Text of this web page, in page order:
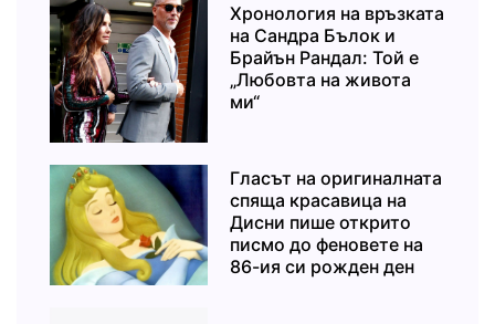
Хронология на връзката
на Сандра Бълок и
Брайън Рандал: Той е
„Любовта на живота
ми“
Гласът на оригиналната
спяща красавица на
Дисни пише открито
писмо до феновете на
86-ия си рожден ден